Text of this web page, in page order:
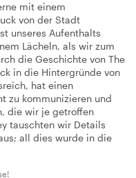
mit einem
von der Stadt
unseres Aufenthalts
Lächeln, als wir zum
die Geschichte von The
in die Hintergründe von
hat einen
zu kommunizieren und
die wir je getroffen
tauschten wir Details
all dies wurde in die